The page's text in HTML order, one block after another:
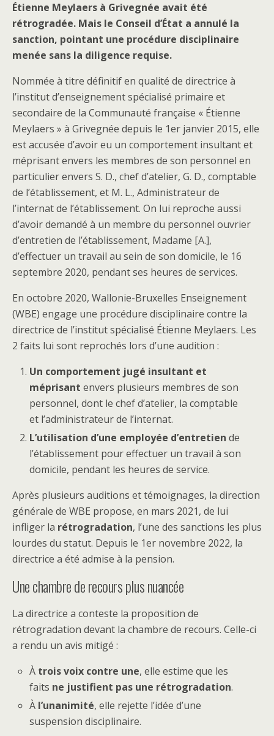
Étienne Meylaers à Grivegnée avait été
rétrogradée. Mais le Conseil d’État a annulé la
sanction, pointant une procédure disciplinaire
menée sans la diligence requise.
Nommée à titre définitif en qualité de directrice à
l’institut d’enseignement spécialisé primaire et
secondaire de la Communauté française « Étienne
Meylaers » à Grivegnée depuis le 1er janvier 2015, elle
est accusée d’avoir eu un comportement insultant et
méprisant envers les membres de son personnel en
particulier envers S. D., chef d’atelier, G. D., comptable
de l’établissement, et M. L., Administrateur de
l’internat de l’établissement. On lui reproche aussi
d’avoir demandé à un membre du personnel ouvrier
d’entretien de l’établissement, Madame [A.],
d’effectuer un travail au sein de son domicile, le 16
septembre 2020, pendant ses heures de services.
En octobre 2020, Wallonie-Bruxelles Enseignement
(WBE) engage une procédure disciplinaire contre la
directrice de l’institut spécialisé Étienne Meylaers. Les
2 faits lui sont reprochés lors d’une audition :
Un comportement jugé insultant et
méprisant envers plusieurs membres de son
personnel, dont le chef d’atelier, la comptable
et l’administrateur de l’internat.
L’utilisation d’une employée d’entretien de
l’établissement pour effectuer un travail à son
domicile, pendant les heures de service.
Après plusieurs auditions et témoignages, la direction
générale de WBE propose, en mars 2021, de lui
infliger la rétrogradation, l’une des sanctions les plus
lourdes du statut. Depuis le 1er novembre 2022, la
directrice a été admise à la pension.
Une chambre de recours plus nuancée
La directrice a conteste la proposition de
rétrogradation devant la chambre de recours. Celle-ci
a rendu un avis mitigé :
À trois voix contre une, elle estime que les
faits ne justifient pas une rétrogradation.
À l’unanimité, elle rejette l’idée d’une
suspension disciplinaire.